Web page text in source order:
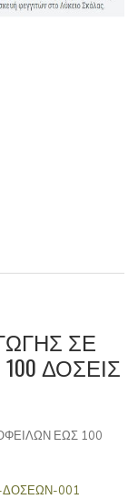
ΣΕ
ΔΟΣΕΙΣ
ΕΩΣ 100
001